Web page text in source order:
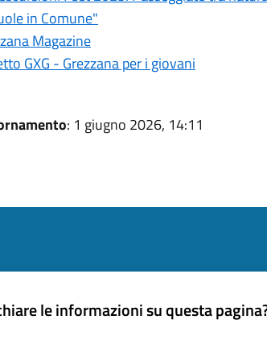
in Comune"
Magazine
GXG - Grezzana per i giovani
: 1 giugno 2026, 14:11
le informazioni su questa